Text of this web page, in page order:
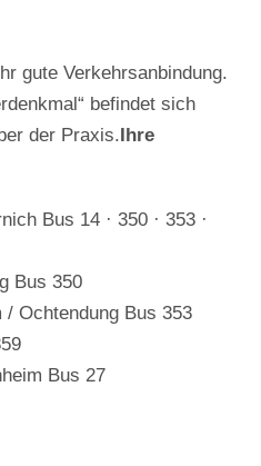
gute Verkehrsanbindung.
befindet sich
der Praxis. Ihre
Bus 14 · 350 · 353 ·
Bus 350
Ochtendung Bus 353
Bus 27